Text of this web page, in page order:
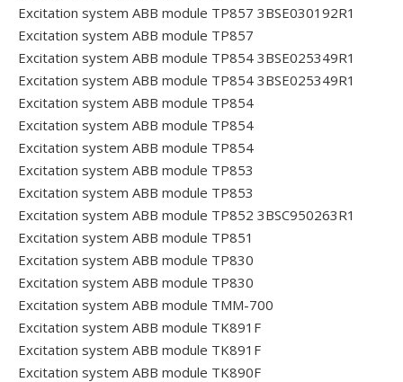
Excitation system ABB module TP857 3BSE030192R1
Excitation system ABB module TP857
Excitation system ABB module TP854 3BSE025349R1
Excitation system ABB module TP854 3BSE025349R1
Excitation system ABB module TP854
Excitation system ABB module TP854
Excitation system ABB module TP854
Excitation system ABB module TP853
Excitation system ABB module TP853
Excitation system ABB module TP852 3BSC950263R1
Excitation system ABB module TP851
Excitation system ABB module TP830
Excitation system ABB module TP830
Excitation system ABB module TMM-700
Excitation system ABB module TK891F
Excitation system ABB module TK891F
Excitation system ABB module TK890F